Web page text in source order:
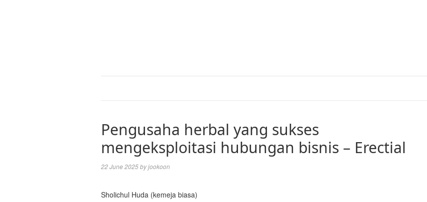
Pengusaha herbal yang sukses
mengeksploitasi hubungan bisnis – Erectial
22 June 2025byjookoon
Sholichul Huda (kemeja biasa)